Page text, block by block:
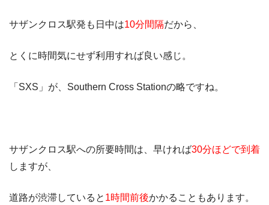
サザンクロス駅発も日中は10分間隔だから、
とくに時間気にせず利用すれば良い感じ。
「SXS」が、Southern Cross Stationの略ですね。
サザンクロス駅への所要時間は、早ければ30分ほどで到着
しますが、
道路が渋滞していると 1時間前後かかることもあります。